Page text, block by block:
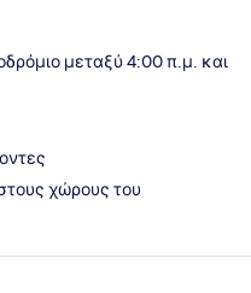
μεταξύ 4:00 π.μ. και
χώρους του